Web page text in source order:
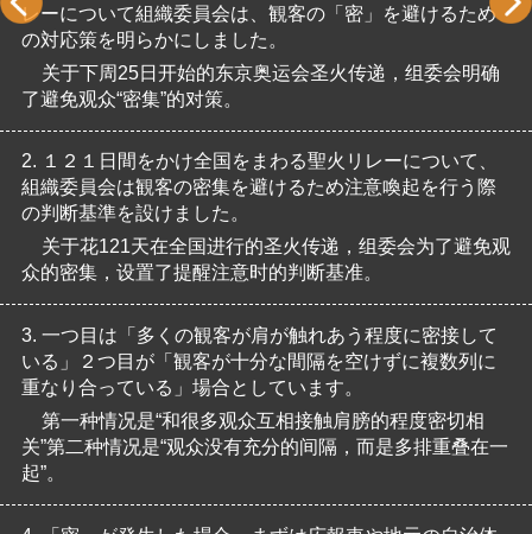
レーについて組織委員会は、観客の「密」を避けるため
の対応策を明らかにしました。
关于下周25日开始的东京奥运会圣火传递，组委会明确
了避免观众“密集”的对策。
2. １２１日間をかけ全国をまわる聖火リレーについて、
組織委員会は観客の密集を避けるため注意喚起を行う際
の判断基準を設けました。
关于花121天在全国进行的圣火传递，组委会为了避免观
众的密集，设置了提醒注意时的判断基准。
3. 一つ目は「多くの観客が肩が触れあう程度に密接して
いる」２つ目が「観客が十分な間隔を空けずに複数列に
重なり合っている」場合としています。
第一种情况是“和很多观众互相接触肩膀的程度密切相
关”第二种情况是“观众没有充分的间隔，而是多排重叠在一
起”。